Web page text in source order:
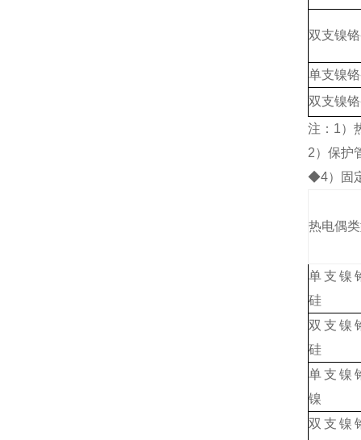
双支镍
单支镍
双支镍
注：1）
2）保护
◆4）固
热电偶
单支镍
硅
双支镍
硅
单支镍
镍
双支镍